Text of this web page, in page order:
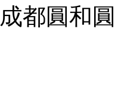
成都圓